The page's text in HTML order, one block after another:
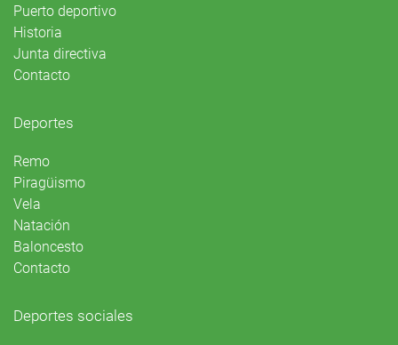
Puerto deportivo
Historia
Junta directiva
Contacto
Deportes
Remo
Piragüismo
Vela
Natación
Baloncesto
Contacto
Deportes sociales